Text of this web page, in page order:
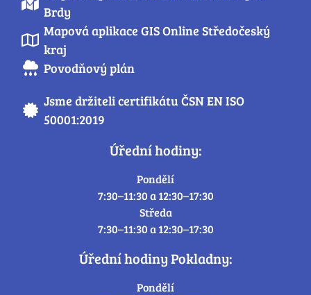
Brdy
Mapová aplikace GIS Online Středočeský
kraj
Povodňový plán
Jsme držiteli certifikátu ČSN EN ISO
50001:2019
Úřední hodiny:
Pondělí
7:30–11:30 a 12:30–17:30
Středa
7:30–11:30 a 12:30–17:30
Úřední hodiny Pokladny:
Pondělí